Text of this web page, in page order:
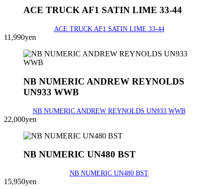
ACE TRUCK AF1 SATIN LIME 33-44
ACE TRUCK AF1 SATIN LIME 33-44
11,990yen
NB NUMERIC ANDREW REYNOLDS
UN933 WWB
NB NUMERIC ANDREW REYNOLDS UN933 WWB
22,000yen
NB NUMERIC UN480 BST
NB NUMERIC UN480 BST
15,950yen